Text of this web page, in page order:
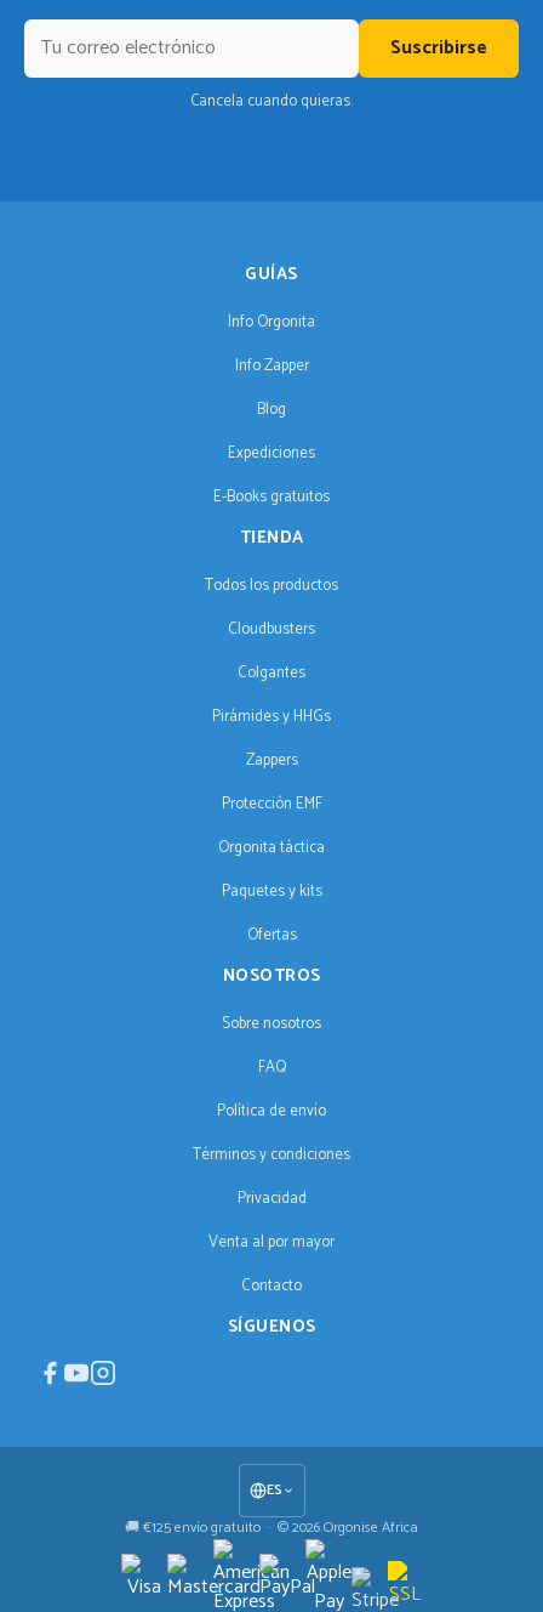
Suscribirse
Cancela cuando quieras.
GUÍAS
Info Orgonita
Info Zapper
Blog
Expediciones
E-Books gratuitos
TIENDA
Todos los productos
Cloudbusters
Colgantes
Pirámides y HHGs
Zappers
Protección EMF
Orgonita táctica
Paquetes y kits
Ofertas
NOSOTROS
Sobre nosotros
FAQ
Política de envío
Términos y condiciones
Privacidad
Venta al por mayor
Contacto
SÍGUENOS
ES
🚚 €125 envío gratuito · © 2026 Orgonise Africa